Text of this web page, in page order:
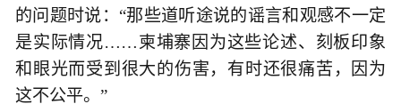
的问题时说：“那些道听途说的谣言和观感不一定
是实际情况……柬埔寨因为这些论述、刻板印象
和眼光而受到很大的伤害，有时还很痛苦，因为
这不公平。”